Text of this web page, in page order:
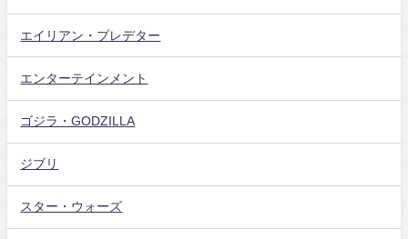
エイリアン・プレデター
エンターテインメント
ゴジラ・GODZILLA
ジブリ
スター・ウォーズ